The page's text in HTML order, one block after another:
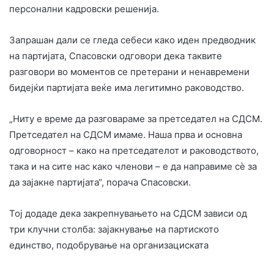
персонални кадровски решенија.
Запрашан дали се гледа себеси како иден предводник
на партијата, Спасовски одговори дека таквите
разговори во моментов се претерани и ненавремени
бидејќи партијата веќе има легитимно раководство.
„Ниту е време да разговараме за претседател на СДСМ.
Претседател на СДСМ имаме. Наша прва и основна
одговорност – како на претседателот и раководството,
така и на сите нас како членови – е да направиме сѐ за
да зајакне партијата“, порача Спасовски.
Тој додаде дека закрепнувањето на СДСМ зависи од
три клучни столба: зајакнување на партиското
единство, подобрување на организациската